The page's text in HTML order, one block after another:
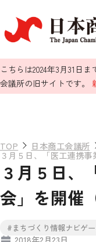
こちらは2024年3月31日
会議所の旧サイトです。
TOP 日本商工会議所
３月５日、「医工連携
３月５日、
会」を開催
#まちづくり情報ナビゲ
2018年2月23日